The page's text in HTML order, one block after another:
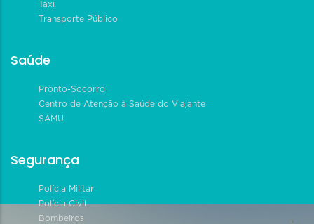
Táxi
Transporte Público
Saúde
Pronto-Socorro
Centro de Atenção à Saúde do Viajante
SAMU
Segurança
Polícia Militar
Polícia Civil
Bombeiros